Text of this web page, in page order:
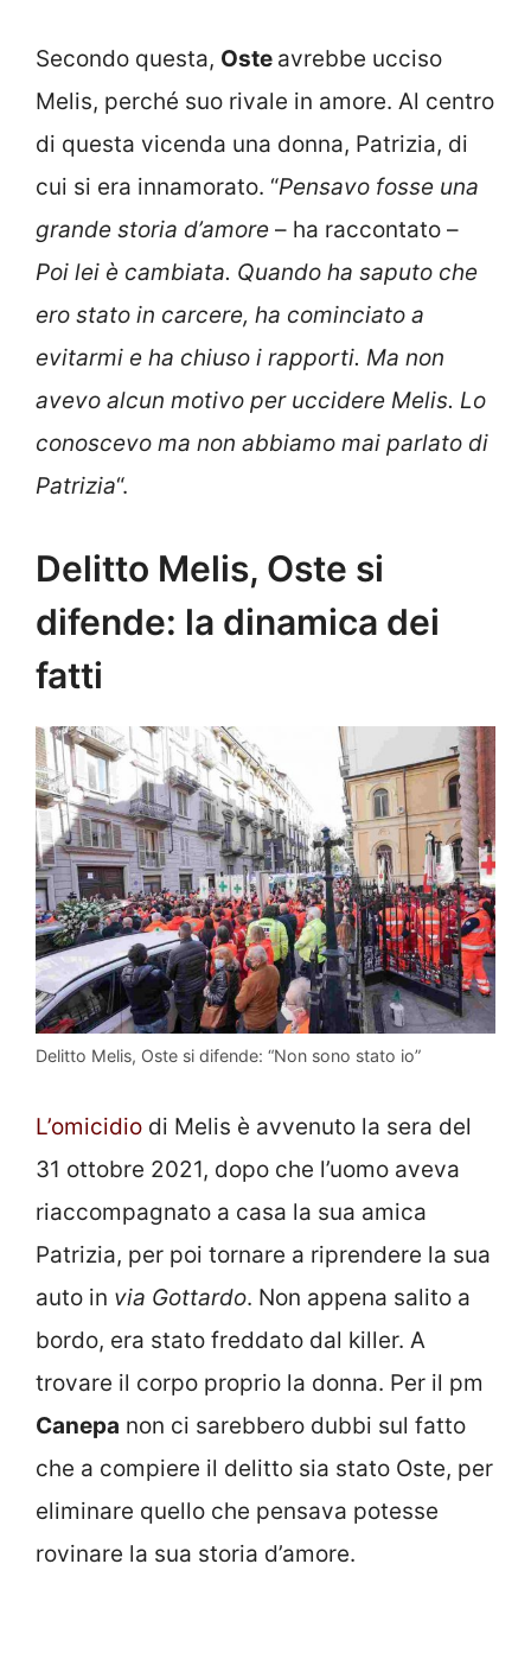
Secondo questa, Oste avrebbe ucciso
Melis, perché suo rivale in amore. Al centro
di questa vicenda una donna, Patrizia, di
cui si era innamorato. “Pensavo fosse una
grande storia d’amore – ha raccontato –
Poi lei è cambiata. Quando ha saputo che
ero stato in carcere, ha cominciato a
evitarmi e ha chiuso i rapporti. Ma non
avevo alcun motivo per uccidere Melis. Lo
conoscevo ma non abbiamo mai parlato di
Patrizia“.
Delitto Melis, Oste si
difende: la dinamica dei
fatti
Delitto Melis, Oste si difende: “Non sono stato io”
L’omicidio di Melis è avvenuto la sera del
31 ottobre 2021, dopo che l’uomo aveva
riaccompagnato a casa la sua amica
Patrizia, per poi tornare a riprendere la sua
auto in via Gottardo. Non appena salito a
bordo, era stato freddato dal killer. A
trovare il corpo proprio la donna. Per il pm
Canepa non ci sarebbero dubbi sul fatto
che a compiere il delitto sia stato Oste, per
eliminare quello che pensava potesse
rovinare la sua storia d’amore.